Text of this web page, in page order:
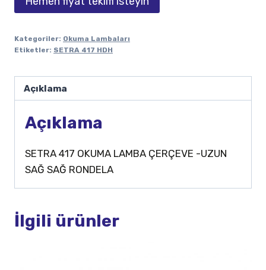
Kategoriler: Okuma Lambaları
Etiketler: SETRA 417 HDH
Açıklama
Açıklama
SETRA 417 OKUMA LAMBA ÇERÇEVE -UZUN
SAĞ SAĞ RONDELA
İlgili ürünler